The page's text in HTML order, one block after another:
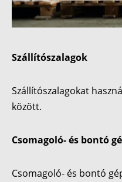
Szállítószalagok
Szállítószalagokat
között.
Csomagoló- és bontó
Csomagoló- és bontó